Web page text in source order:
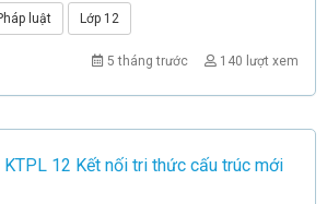
luật Lớp 12
140 lượt xem
5 tháng trước
12 Kết nối tri thức cấu trúc mới